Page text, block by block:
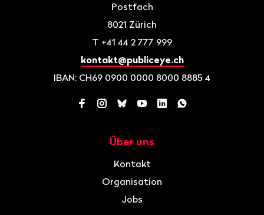
Postfach
8021 Zürich
T +41 44 2 777 999
kontakt@publiceye.ch
IBAN: CH69 0900 0000 8000 8885 4
Facebook
Instagram
BlueskyYouTube
LinkedInWhatsApp
Über uns
Kontakt
Organisation
Jobs